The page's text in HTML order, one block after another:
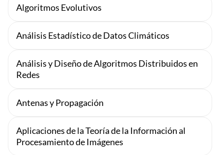
Algoritmos Evolutivos
Análisis Estadístico de Datos Climáticos
Análisis y Diseño de Algoritmos Distribuidos en
Redes
Antenas y Propagación
Aplicaciones de la Teoría de la Información al
Procesamiento de Imágenes